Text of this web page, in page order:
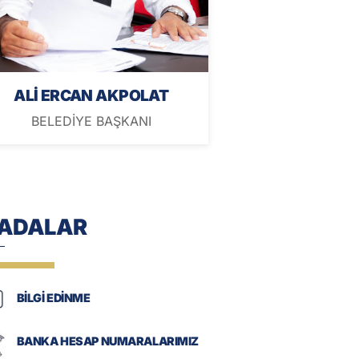
ALİ ERCAN AKPOLAT
BELEDİYE BAŞKANI
BİLGİ EDİNME
BANKA HESAP NUMARALARIMIZ